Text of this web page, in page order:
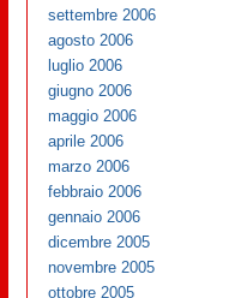
settembre 2006
agosto 2006
luglio 2006
giugno 2006
maggio 2006
aprile 2006
marzo 2006
febbraio 2006
gennaio 2006
dicembre 2005
novembre 2005
ottobre 2005